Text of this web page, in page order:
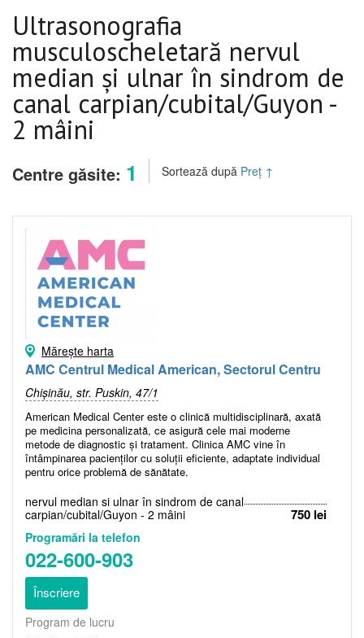
Ultrasonografia
musculoscheletară nervul
median și ulnar în sindrom de
canal carpian/cubital/Guyon -
2 mâini
Centre găsite: 1 Sortează după Preț ↑
Mărește harta
AMC Centrul Medical American, Sectorul Centru
Chișinău, str. Puskin, 47/1
American Medical Center este o clinică multidisciplinară, axată
pe medicina personalizată, ce asigură cele mai moderne
metode de diagnostic și tratament. Clinica AMC vine în
întâmpinarea pacienților cu soluții eficiente, adaptate individual
pentru orice problemă de sănătate.
nervul median și ulnar în sindrom de canal
carpian/cubital/Guyon - 2 mâini
750 lei
Programări la telefon
022-600-903
Înscriere
Program de lucru